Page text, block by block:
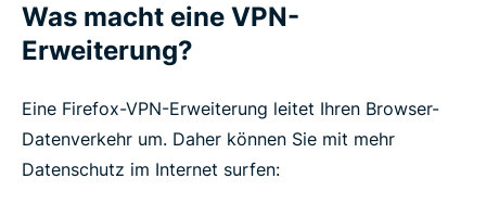
Was macht eine VPN-
Erweiterung?
Eine Firefox-VPN-Erweiterung leitet Ihren Browser-
Datenverkehr um. Daher können Sie mit mehr
Datenschutz im Internet surfen: